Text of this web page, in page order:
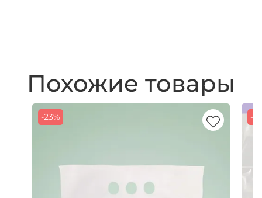
Похожие товары
-23% -